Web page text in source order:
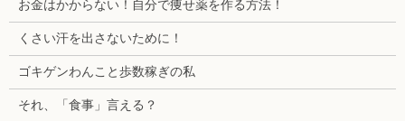
お金はかからない！自分で痩せ薬を作る方法！
くさい汗を出さないために！
ゴキゲンわんこと歩数稼ぎの私
それ、「食事」言える？